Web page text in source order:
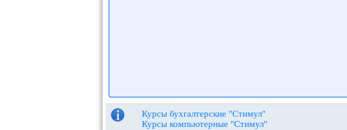
Курсы бухгалтерские "Стимул"
Курсы компьютерные "Стимул"